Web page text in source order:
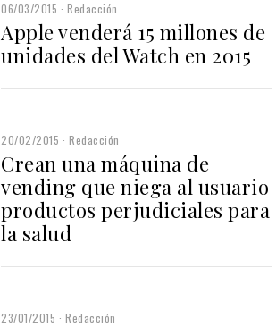
06/03/2015 Redacción
Apple venderá 15 millones de
unidades del Watch en 2015
20/02/2015 Redacción
Crean una máquina de
vending que niega al usuario
productos perjudiciales para
la salud
23/01/2015 Redacción